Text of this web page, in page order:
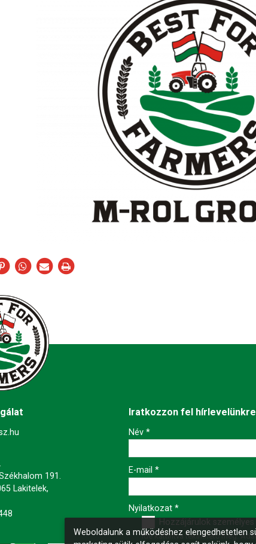
191.
Lakitelek,
Iratkozzon fel
-
-
-
Név*
E-mail*
Nyilatkozat*
Hozzájárulok
Ide kattintva tekinthető meg:
Weboldalunk a működéshez elengedhetetlen